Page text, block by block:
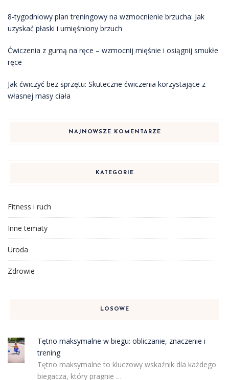
8-tygodniowy plan treningowy na wzmocnienie brzucha: Jak
uzyskać płaski i umięśniony brzuch
Ćwiczenia z gumą na ręce – wzmocnij mięśnie i osiągnij smukłe
ręce
Jak ćwiczyć bez sprzętu: Skuteczne ćwiczenia korzystające z
własnej masy ciała
NAJNOWSZE KOMENTARZE
KATEGORIE
Fitness i ruch
Inne tematy
Uroda
Zdrowie
LOSOWE
Tętno maksymalne w biegu: obliczanie, znaczenie i
trening
Tętno maksymalne to kluczowy wskaźnik dla każdego
biegacza, który pragnie …